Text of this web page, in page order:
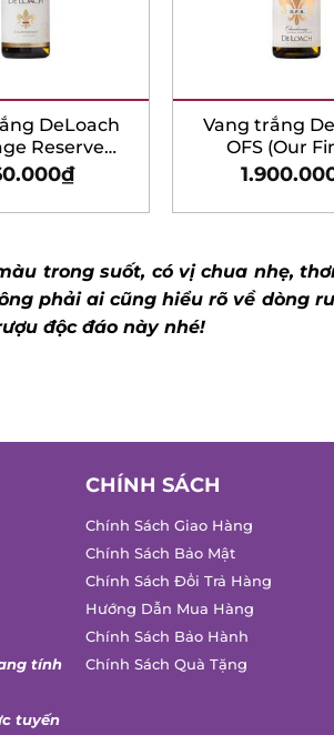
trong suốt, có vị chua nhẹ,
phải ai cũng hiểu rõ về dòng
độc đáo này nhé!
DeLoach
Reserve
₫
Vang trắng
OFS (Our
Selection)
tính
tuyến
CHÍNH SÁCH
Chính Sách Giao Hàng
Chính Sách Bảo Mật
Chính Sách Đổi Trả Hàng
Hướng Dẫn Mua Hàng
Chính Sách Bảo Hành
Chính Sách Quà Tặng